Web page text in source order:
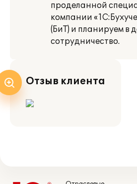
проделанной
компании
(БиТ) и планируем в
сотрудничество.
Отзыв клиента